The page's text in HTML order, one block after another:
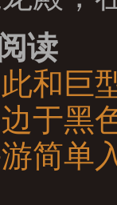
读
和巨
于黑
简单